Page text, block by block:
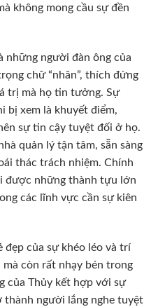
không mong cầu sự đền
những người đàn ông của
chữ “nhân”, thích đứng
trị mà họ tin tưởng. Sự
bị xem là khuyết điểm,
sự tin cậy tuyệt đối ở họ.
quản lý tận tâm, sẵn sàng
thác trách nhiệm. Chính
được những thành tựu lớn
các lĩnh vực cần sự kiên
đẹp của sự khéo léo và trí
còn rất nhạy bén trong
của Thủy kết hợp với sự
thành người lắng nghe tuyệt